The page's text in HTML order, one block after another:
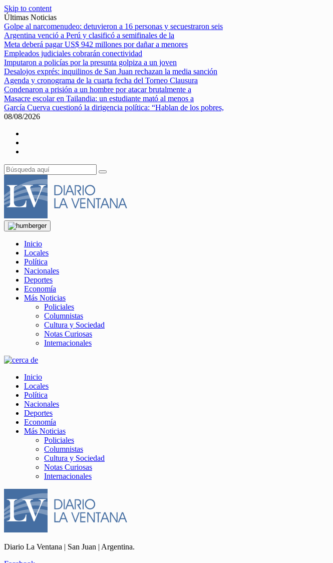
Skip to content
Últimas Noticias
Golpe al narcomenudeo: detuvieron a 16 personas y secuestraron seis
Argentina venció a Perú y clasificó a semifinales de la
Meta deberá pagar US$ 942 millones por dañar a menores
Empleados judiciales cobrarán conectividad
Imputaron a policías por la presunta golpiza a un joven
Desalojos exprés: inquilinos de San Juan rechazan la media sanción
Agenda y cronograma de la cuarta fecha del Torneo Clausura
Condenaron a prisión a un hombre por atacar brutalmente a
Masacre escolar en Tailandia: un estudiante mató al menos a
García Cuerva cuestionó la dirigencia política: “Hablan de los pobres,
08/08/2026
Inicio
Locales
Política
Nacionales
Deportes
Economía
Más Noticias
Policiales
Columnistas
Cultura y Sociedad
Notas Curiosas
Internacionales
Inicio
Locales
Política
Nacionales
Deportes
Economía
Más Noticias
Policiales
Columnistas
Cultura y Sociedad
Notas Curiosas
Internacionales
Diario La Ventana | San Juan | Argentina.